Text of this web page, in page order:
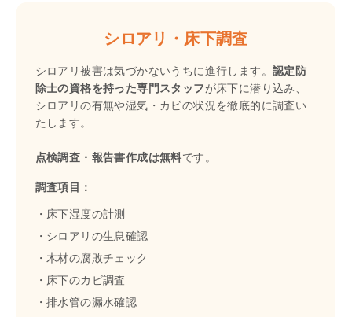
シロアリ・床下調査
シロアリ被害は気づかないうちに進行します。認定防
除士の資格を持った専門スタッフが床下に潜り込み、
シロアリの有無や湿気・カビの状況を徹底的に調査い
たします。
点検調査・報告書作成は無料です。
調査項目：
・床下湿度の計測
・シロアリの生息確認
・木材の腐敗チェック
・床下のカビ調査
・排水管の漏水確認